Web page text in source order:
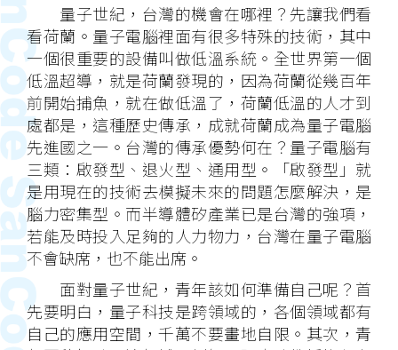
量子世紀，台灣的機會在哪裡？先讓我們看
看荷蘭。量子電腦裡面有很多特殊的技術，其中
一個很重要的設備叫做低溫系統。全世界第一個
低溫超導，就是荷蘭發現的，因為荷蘭從幾百年
前開始捕魚，就在做低溫了，荷蘭低溫的人才到
處都是，這種歷史傳承，成就荷蘭成為量子電腦
先進國之一。台灣的傳承優勢何在？量子電腦有
三類：啟發型、退火型、通用型。「啟發型」就
是用現在的技術去模擬未來的問題怎麼解決，是
腦力密集型。而半導體矽產業已是台灣的強項，
若能及時投入足夠的人力物力，台灣在量子電腦
不會缺席，也不能出席。
面對量子世紀，青年該如何準備自己呢？首
先要明白，量子科技是跨領域的，各個領域都有
自己的應用空間，千萬不要畫地自限。其次，青